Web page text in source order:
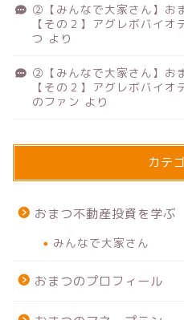
②【みんなで大家さん】お
【その２】アグレボバイオ
つ より
②【みんなで大家さん】お
【その２】アグレボバイオ
のファン より
カテ
おまつ不動産投資を学ぶ
みんなで大家さん
おまつのプロフィール